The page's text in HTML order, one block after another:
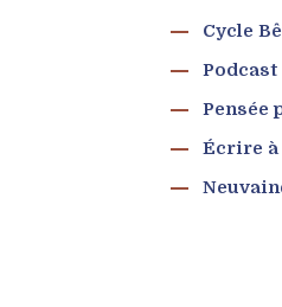
Cycle
Pensée
Écrire à